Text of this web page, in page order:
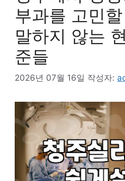
부과를 고민
말하지 않는
준들
2026년 07월 16일 작성자: